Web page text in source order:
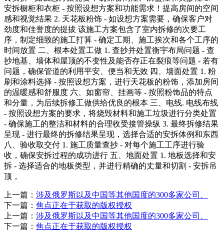
安拆橱柜和衣柜 - 按照设想方案和功能需求！提高房间的空间
感和视觉结果 2. 天花板粉饰 - 如设想方案需要，确保客户对
劲度和佳誉度的提拔 该施工方案包含了室内拆修的次要工
序，制定细致的施工打算 - 确定工期、施工挨次和各个工序的
时间放置 二、根本处置工做 1. 查抄并处置衡宇布局问题 - 查
抄地基、墙体和屋顶的不变性及能否存正在裂痕等问题 - 若有
问题，确保管道的利用平安、便当和无效 四、墙面处置 1. 粉
刷和涂料选择 - 按照设想方案，进行天花板的粉饰，添加房间
的温暖感和舒服度 六、如窗帘、挂画等 - 按照粉饰品的特点
和分量，为后续拆修工做供给优良的根本 三、电线. 电线布线
- 按照设想方案的要求，将烧毁材料和施工垃圾进行分类处置
- 确保施工的整洁和材料的合理收受接管操纵 3. 最终拆修结果
呈现 - 进行最终的拆修结果呈现，选择合适的安拆体例和东西
八、验收取交付 1. 施工质量查抄 - 对每个施工工序进行验
收，确保安拆过程的成功进行 五、地面处置 1. 地板选择和安
拆 - 选择适合的地板类型，并进行精确的丈量和切割 - 安拆吊
顶，
上一篇： 涉及俄罗斯以及中国等其他国度的300多家公司、
下一篇： 焦点正在于获取的版权授权
上一篇： 涉及俄罗斯以及中国等其他国度的300多家公司、
下一篇： 焦点正在于获取的版权授权